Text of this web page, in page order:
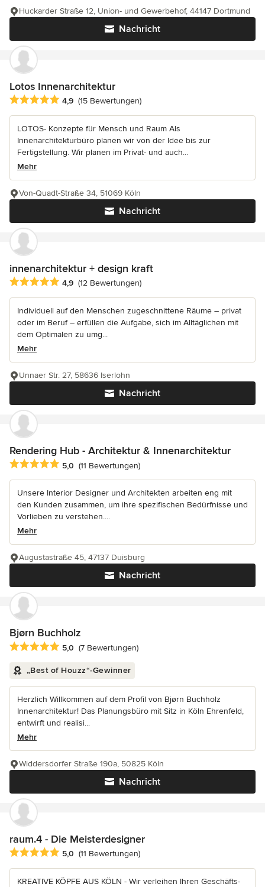
Nachricht
Huckarder Straße 12, Union- und Gewerbehof, 44147 Dortmund
Lotos Innenarchitektur
Durchschnittliche Bewertung: 4.9 von 5 Sternen
4,9 (15 Bewertungen)
LOTOS- Konzepte für Mensch und Raum Als
Innenarchitekturbüro planen wir von der Idee bis zur
Fertigstellung. Wir planen im Privat- und auch...
Mehr
Nachricht
Von-Quadt-Straße 34, 51069 Köln
innenarchitektur + design kraft
Durchschnittliche Bewertung: 4.9 von 5 Sternen
4,9 (12 Bewertungen)
Individuell auf den Menschen zugeschnittene Räume – privat
oder im Beruf – erfüllen die Aufgabe, sich im Alltäglichen mit
dem Optimalen zu umg...
Mehr
Nachricht
Unnaer Str. 27, 58636 Iserlohn
Rendering Hub - Architektur & Innenarchitektur
Durchschnittliche Bewertung: 5 von 5 Sternen
5,0 (11 Bewertungen)
Unsere Interior Designer und Architekten arbeiten eng mit
den Kunden zusammen, um ihre spezifischen Bedürfnisse und
Vorlieben zu verstehen....
Mehr
Nachricht
Augustastraße 45, 47137 Duisburg
Bjørn Buchholz
Durchschnittliche Bewertung: 5 von 5 Sternen
5,0 (7 Bewertungen)
„Best of Houzz“-Gewinner
Herzlich Willkommen auf dem Profil von Bjørn Buchholz
Innenarchitektur! Das Planungsbüro mit Sitz in Köln Ehrenfeld,
entwirft und realisi...
Mehr
Nachricht
Widdersdorfer Straße 190a, 50825 Köln
raum.4 - Die Meisterdesigner
Durchschnittliche Bewertung: 5 von 5 Sternen
5,0 (11 Bewertungen)
KREATIVE KÖPFE AUS KÖLN - Wir verleihen Ihren Geschäfts-